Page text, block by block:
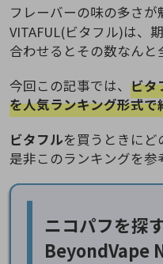
フレーバーの味の多さが
VITAFUL(ビタフル)は、
合わせるとその数なんと
今回この記事では、 ビタ
を人気ランキング形式で
ビタフルを買うときにど
是非このランキングを参
ニコパフを探
BeyondVape